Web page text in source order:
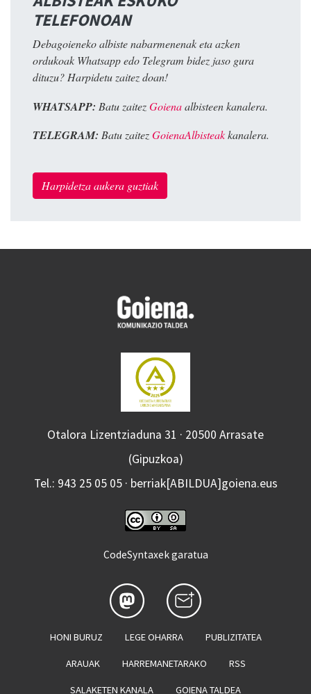
TELEFONOAN
Debagoieneko albiste nabarmenenak eta azken
ordukoak Whatsapp edo Telegram bidez jaso gura
dituzu? Harpidetu zaitez doan!
WHATSAPP: Batu zaitezGoienaalbisteen kanalera.
TELEGRAM: Batu zaitezGoienaAlbisteakkanalera.
Harpidetza aukera guztiak
Otalora Lizentziaduna 31 · 20500 Arrasate
(Gipuzkoa)
Tel.: 943 25 05 05 · berriak[ABILDUA]goiena.eus
CodeSyntaxek garatua
HONI BURUZ LEGE OHARRA PUBLIZITATEA
ARAUAK HARREMANETARAKO RSS
SALAKETEN KANALA GOIENA TALDEA